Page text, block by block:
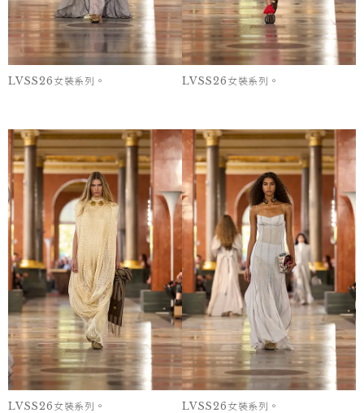
LVSS26女裝系列。 LVSS26女裝系列。
LVSS26女裝系列。 LVSS26女裝系列。